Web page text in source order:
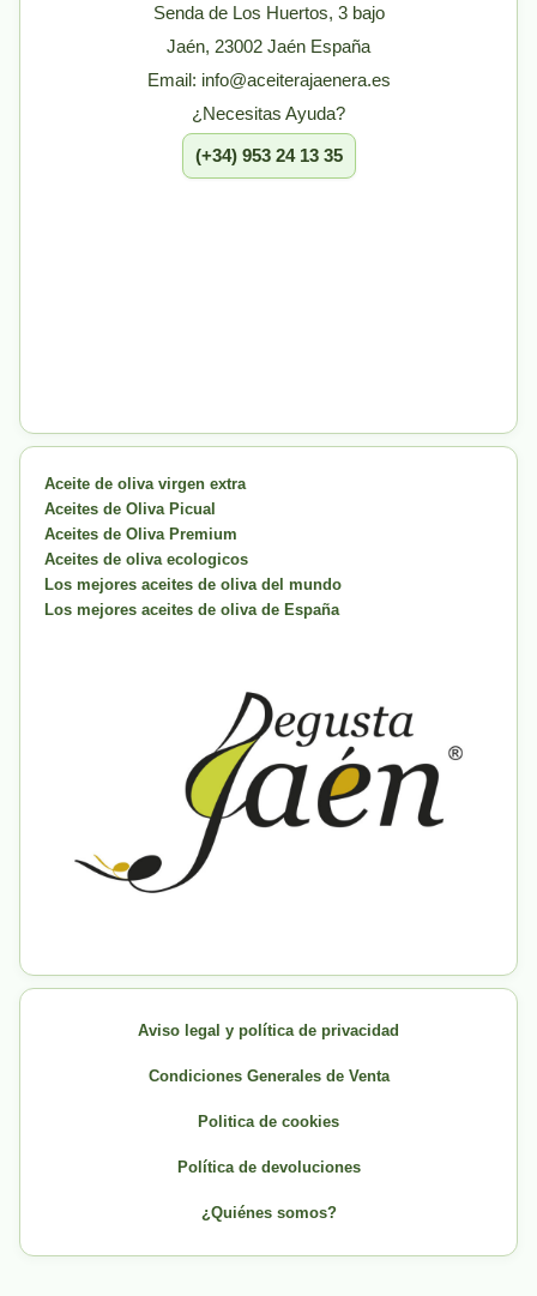
Senda de Los Huertos, 3 bajo
Jaén, 23002 Jaén España
Email: info@aceiterajaenera.es
¿Necesitas Ayuda?
(+34) 953 24 13 35
Aceite de oliva virgen extra
Aceites de Oliva Picual
Aceites de Oliva Premium
Aceites de oliva ecologicos
Los mejores aceites de oliva del mundo
Los mejores aceites de oliva de España
Aviso legal y política de privacidad
Condiciones Generales de Venta
Politica de cookies
Política de devoluciones
¿Quiénes somos?